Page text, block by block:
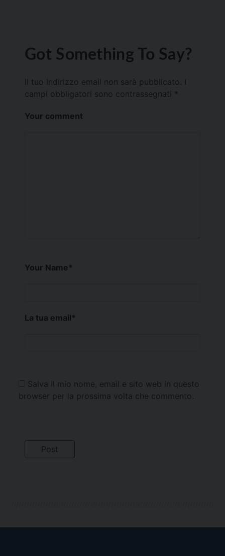
Got Something To Say?
Il tuo indirizzo email non sarà pubblicato.
campi obbligatori sono contrassegnati *
Your comment
Your Name*
La tua email*
Salva il mio nome, email e sito web in questo
browser per la prossima volta che commento.